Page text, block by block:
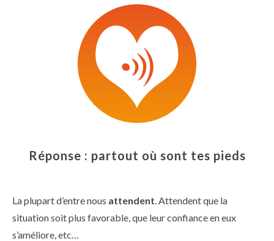
Réponse : partout où sont tes pieds
La plupart d’entre nous attendent. Attendent que la
situation soit plus favorable, que leur confiance en eux
s’améliore, etc…